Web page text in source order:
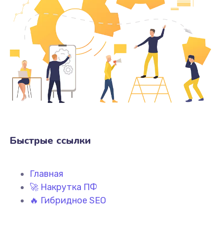
Быстрые ссылки
Главная
🚀 Накрутка ПФ
🔥 Гибридное SEO